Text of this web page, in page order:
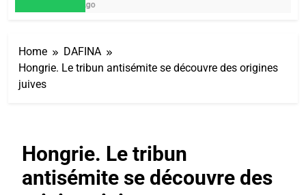
Home
DAFINA
Hongrie. Le tribun antisémite se découvre des origines
juives
Hongrie. Le tribun
antisémite se découvre des